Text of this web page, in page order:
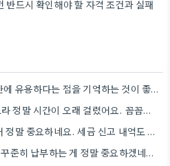
반드시 확인해야 할 자격 조건과 실패
프리워크아웃 제도가 연체 기간에 유용하다는 점을 기억하는 것이 좋겠네요. 저는 실제로 3개월 이내에 문제가 시작된…
프리랜서라서 계약서 준비하느라 정말 시간이 오래 걸렸어요. 꼼꼼하게 챙기는 게 중요하네요.
프리랜서라 계약서 준비하는 거 정말 중요하네요. 세금 신고 내역도 꼼꼼히 챙겨야겠어요.
신용 점수 회복이 시작된다니, 꾸준히 납부하는 게 정말 중요하겠네요. 제 경우에도 연체하지 않고 계획 잘…